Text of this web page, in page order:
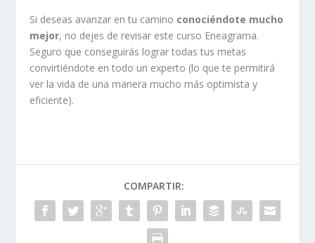
Si deseas avanzar en tu camino conociéndote mucho
mejor, no dejes de revisar este curso Eneagrama.
Seguro que conseguirás lograr todas tus metas
convirtiéndote en todo un experto (lo que te permitirá
ver la vida de una manera mucho más optimista y
eficiente).
COMPARTIR: